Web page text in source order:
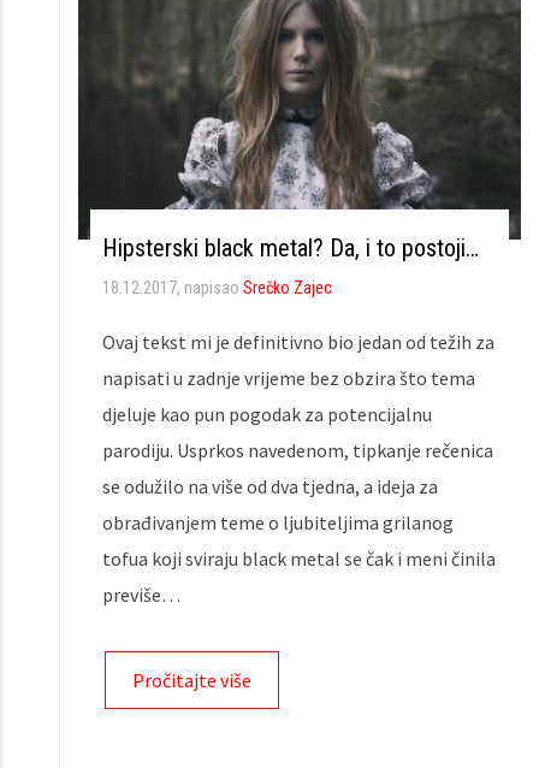
Hipsterski black metal? Da, i to postoji…
18.12.2017, napisao Srečko Zajec
Ovaj tekst mi je definitivno bio jedan od težih za
napisati u zadnje vrijeme bez obzira što tema
djeluje kao pun pogodak za potencijalnu
parodiju. Usprkos navedenom, tipkanje rečenica
se odužilo na više od dva tjedna, a ideja za
obrađivanjem teme o ljubiteljima grilanog
tofua koji sviraju black metal se čak i meni činila
previše…
Pročitajte više